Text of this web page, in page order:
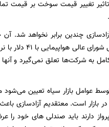
تاثیر تغییر قیمت سوخت بر
چندین برابر نخواهد شد.
به شرکت‌ها تعلق نمی‌گیرد و آنها
عوامل بازار سیاه تعیین
بازار است. معتقدیم آزادسازی
دارند باید صندلی های خود را